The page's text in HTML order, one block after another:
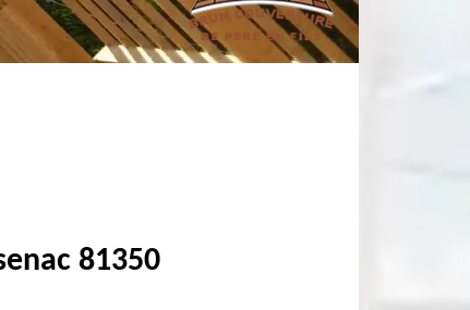
81350